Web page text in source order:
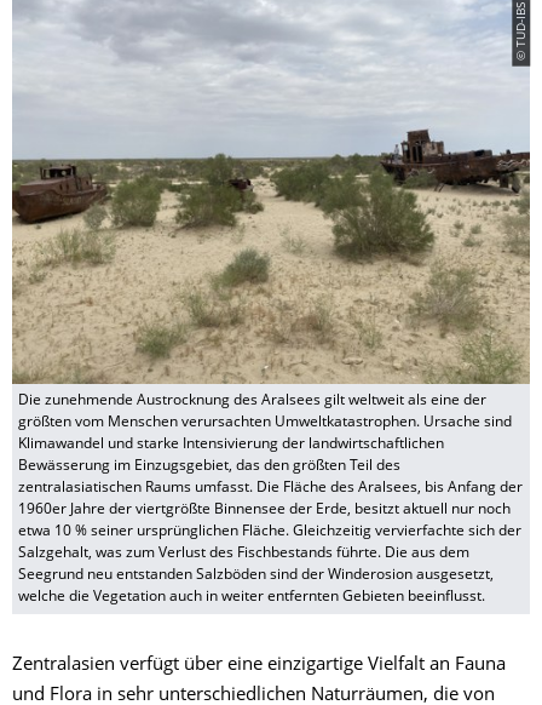
© TUD-IBS
Die zunehmende Austrocknung des Aralsees gilt weltweit als eine der
größten vom Menschen verursachten Umweltkatastrophen. Ursache sind
Klimawandel und starke Intensivierung der landwirtschaftlichen
Bewässerung im Einzugsgebiet, das den größten Teil des
zentralasiatischen Raums umfasst. Die Fläche des Aralsees, bis Anfang der
1960er Jahre der viertgrößte Binnensee der Erde, besitzt aktuell nur noch
etwa 10 % seiner ursprünglichen Fläche. Gleichzeitig vervierfachte sich der
Salzgehalt, was zum Verlust des Fischbestands führte. Die aus dem
Seegrund neu entstanden Salzböden sind der Winderosion ausgesetzt,
welche die Vegetation auch in weiter entfernten Gebieten beeinflusst.
Zentralasien verfügt über eine einzigartige Vielfalt an Fauna
und Flora in sehr unterschiedlichen Naturräumen, die von